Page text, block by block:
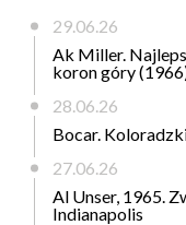
29.06.26
Ak Miller.
koron góry
28.06.26
Bocar.
27.06.26
Al Unser, 1965.
Indianapolis